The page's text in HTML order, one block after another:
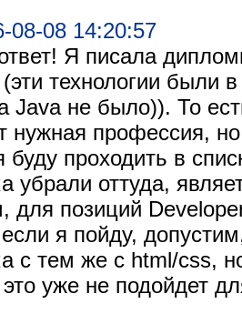
08-08 14:20:57
Я писала
технологии были в
Java не было)). То
нужная профессия, но
буду проходить в
убрали оттуда,
для позиций
я пойду,
с тем же с html/css,
уже не подойдет